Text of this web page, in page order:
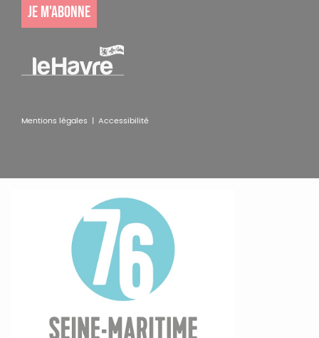
JE M'ABONNE
Pied
Mentions légales | Accessibilité